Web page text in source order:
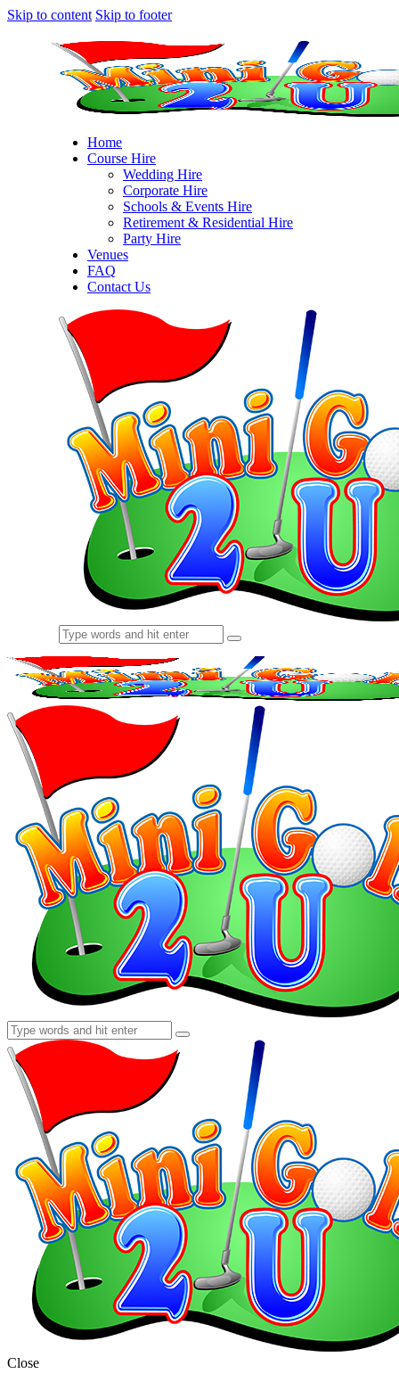
Skip to content Skip to footer
Home
Course Hire
Wedding Hire
Corporate Hire
Schools & Events Hire
Retirement & Residential Hire
Party Hire
Venues
FAQ
Contact Us
Close